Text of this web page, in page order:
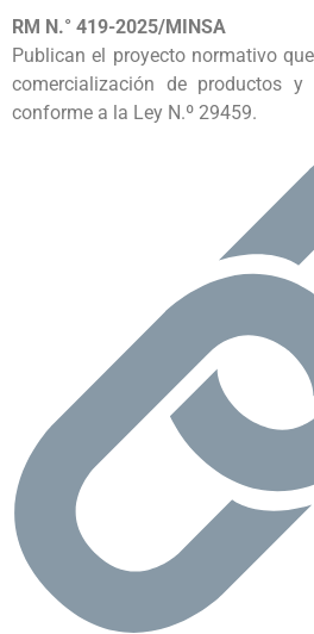
RM N.° 419-2025/MINSA
Publican el proyecto normativo
comercialización de productos
conforme a la Ley N.º 29459.